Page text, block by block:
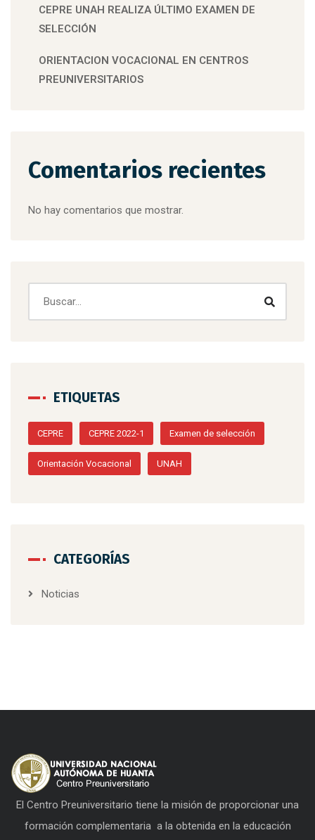
CEPRE UNAH REALIZA ÚLTIMO EXAMEN DE
SELECCIÓN
ORIENTACION VOCACIONAL EN CENTROS
PREUNIVERSITARIOS
Comentarios recientes
No hay comentarios que mostrar.
ETIQUETAS
CEPRE CEPRE 2022-1 Examen de selección
Orientación Vocacional UNAH
CATEGORÍAS
Noticias
El Centro Preuniversitario tiene la misión de proporcionar una
formación complementaria a la obtenida en la educación